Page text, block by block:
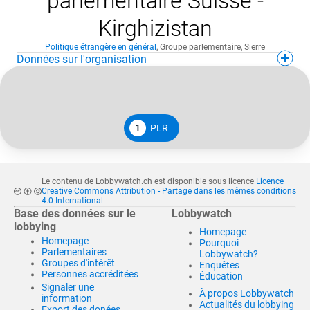
Kirghizistan
Politique étrangère en général , Groupe parlementaire, Sierre
Données sur l'organisation
1 PLR
Le contenu de Lobbywatch.ch est disponible sous licence Licence
Creative Commons Attribution - Partage dans les mêmes conditions
4.0 International .
Base des données sur le
lobbying
Homepage
Parlementaires
Groupes d'intérêt
Personnes accréditées
Signaler une
information
Lobbywatch
Homepage
Pourquoi
Lobbywatch?
Enquêtes
Éducation
À propos Lobbywatch
Actualités du lobbying